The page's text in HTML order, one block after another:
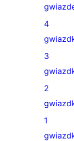
1 064
recenzje
5-
18
recenzji
4-
4
5
recenzji
3-
3
13
recenzji
2-
2
23
1